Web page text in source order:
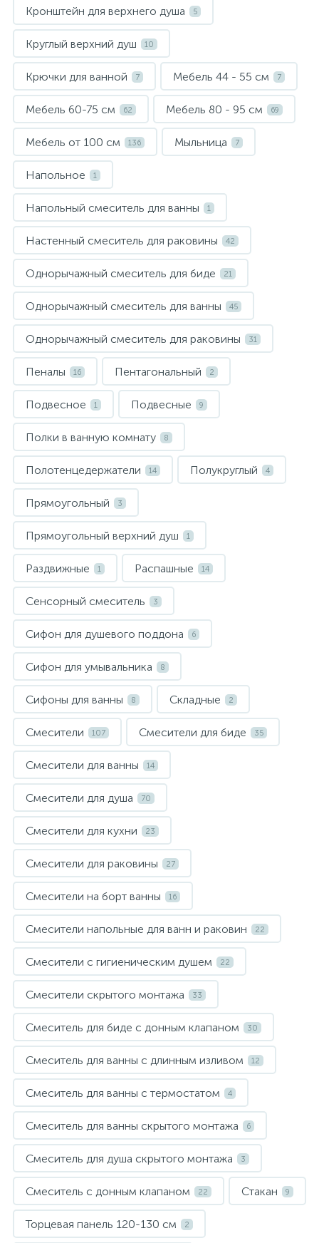
Кронштейн для верхнего душа 5
Круглый верхний душ 10
Крючки для ванной 7 Мебель 44 - 55 см 7
Мебель 60-75 см 62 Мебель 80 - 95 см 69
Мебель от 100 см 136 Мыльница 7
Напольное 1
Напольный смеситель для ванны 1
Настенный смеситель для раковины 42
Однорычажный смеситель для биде 21
Однорычажный смеситель для ванны 45
Однорычажный смеситель для раковины 31
Пеналы 16 Пентагональный 2
Подвесное 1 Подвесные 9
Полки в ванную комнату 8
Полотенцедержатели 14 Полукруглый 4
Прямоугольный 3
Прямоугольный верхний душ 1
Раздвижные 1 Распашные 14
Сенсорный смеситель 3
Сифон для душевого поддона 6
Сифон для умывальника 8
Сифоны для ванны 8 Складные 2
Смесители 107 Смесители для биде 35
Смесители для ванны 14
Смесители для душа 70
Смесители для кухни 23
Смесители для раковины 27
Смесители на борт ванны 16
Смесители напольные для ванн и раковин 22
Смесители с гигиеническим душем 22
Смесители скрытого монтажа 33
Смеситель для биде с донным клапаном 30
Смеситель для ванны с длинным изливом 12
Смеситель для ванны с термостатом 4
Смеситель для ванны скрытого монтажа 6
Смеситель для душа скрытого монтажа 3
Смеситель с донным клапаном 22 Стакан 9
Торцевая панель 120-130 см 2